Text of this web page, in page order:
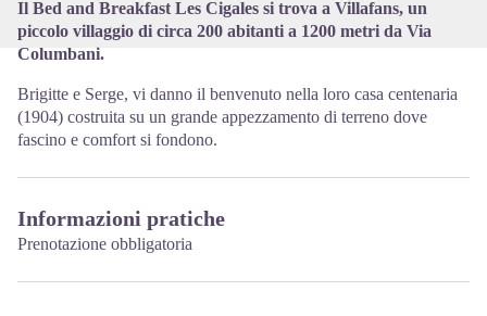
Il Bed and Breakfast Les Cigales si trova a Villafans, un
piccolo villaggio di circa 200 abitanti a 1200 metri da Via
Columbani.
Brigitte e Serge, vi danno il benvenuto nella loro casa centenaria
(1904) costruita su un grande appezzamento di terreno dove
fascino e comfort si fondono.
Informazioni pratiche
Prenotazione obbligatoria